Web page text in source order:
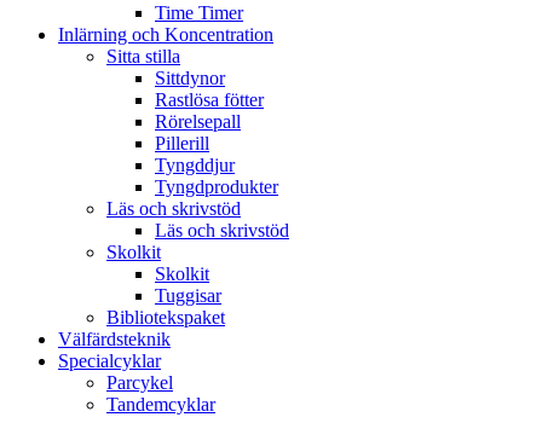
Time Timer
Inlärning och Koncentration
Sitta stilla
Sittdynor
Rastlösa fötter
Rörelsepall
Pillerill
Tyngddjur
Tyngdprodukter
Läs och skrivstöd
Läs och skrivstöd
Skolkit
Skolkit
Tuggisar
Bibliotekspaket
Välfärdsteknik
Specialcyklar
Parcykel
Tandemcyklar